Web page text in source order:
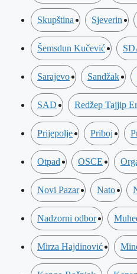
Skupština Sjeverin
Šemsdun Kučević
Sarajevo Sandžak
SAD Redžep Tajjip
Prijepolje Priboj
Otpad OSCE
Novi Pazar Nato
Nadzorni odbor
Mirza Hajdinović